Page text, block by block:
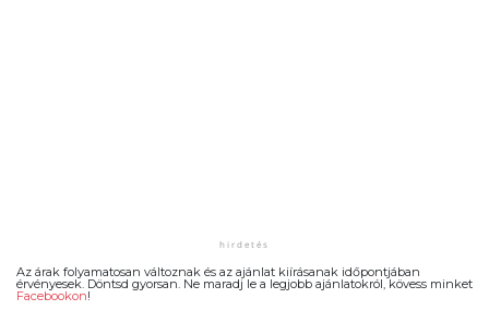
Az árak folyamatosan változnak és az ajánlat kiírásanak időpontjában
érvényesek. Döntsd gyorsan. Ne maradj le a legjobb ajánlatokról, kövess minket
Facebookon!